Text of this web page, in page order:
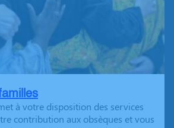
à votre disposition des services
contribution aux obsèques et vous